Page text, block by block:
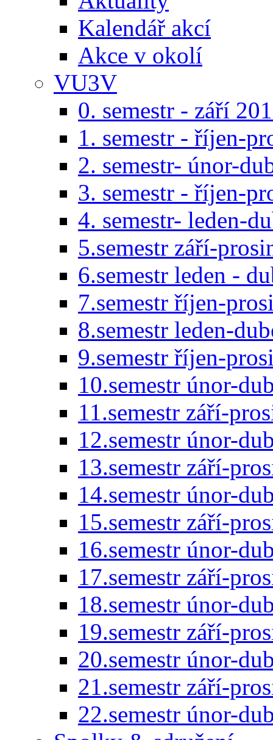
Kalendář akcí
Akce v okolí
VU3V
0. semestr - září
1. semestr - říjen-
2. semestr- únor-
3. semestr - říjen-
4. semestr- leden-
5.semestr září-
6.semestr leden -
7.semestr říjen-
8.semestr leden-
9.semestr říjen-
10.semestr únor-
11.semestr září-
12.semestr únor-
13.semestr září-
14.semestr únor-
15.semestr září-
16.semestr únor-
17.semestr září-
18.semestr únor-
19.semestr září-
20.semestr únor-
21.semestr září-
22.semestr únor-